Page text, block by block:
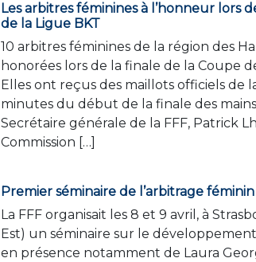
Les arbitres féminines à l’honneur lors
de la Ligue BKT
10 arbitres féminines de la région des
honorées lors de la finale de la Coupe
Elles ont reçus des maillots officiels de
minutes du début de la finale des
Secrétaire générale de la FFF, Patrick
Commission […]
Premier séminaire de l’arbitrage
La FFF organisait les 8 et 9 avril, à
Est) un séminaire sur le
en présence notamment de Laura